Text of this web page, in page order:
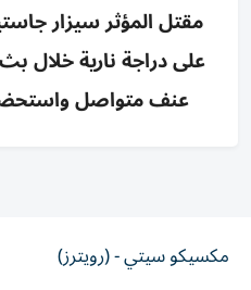
مقتل المؤثر سيزار
على دراجة نارية خلال
عنف متواصل واستحضار
مكسيكو سيتي - (رويترز)